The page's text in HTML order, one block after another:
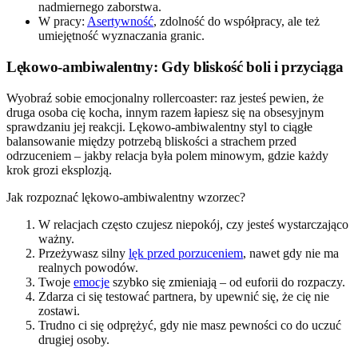
nadmiernego zaborstwa.
W pracy: Asertywność, zdolność do współpracy, ale też
umiejętność wyznaczania granic.
Lękowo-ambiwalentny: Gdy bliskość boli i przyciąga
Wyobraź sobie emocjonalny rollercoaster: raz jesteś pewien, że
druga osoba cię kocha, innym razem łapiesz się na obsesyjnym
sprawdzaniu jej reakcji. Lękowo-ambiwalentny styl to ciągłe
balansowanie między potrzebą bliskości a strachem przed
odrzuceniem – jakby relacja była polem minowym, gdzie każdy
krok grozi eksplozją.
Jak rozpoznać lękowo-ambiwalentny wzorzec?
W relacjach często czujesz niepokój, czy jesteś wystarczająco
ważny.
Przeżywasz silny lęk przed porzuceniem, nawet gdy nie ma
realnych powodów.
Twoje emocje szybko się zmieniają – od euforii do rozpaczy.
Zdarza ci się testować partnera, by upewnić się, że cię nie
zostawi.
Trudno ci się odprężyć, gdy nie masz pewności co do uczuć
drugiej osoby.